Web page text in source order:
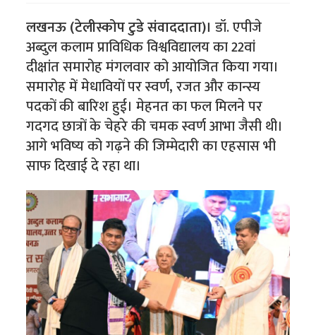
लखनऊ (टेलीस्कोप टुडे संवाददाता)। डॉ. एपीजे
अब्दुल कलाम प्राविधिक विश्वविद्यालय का 22वां
दीक्षांत समारोह मंगलवार को आयोजित किया गया।
समारोह में मेधावियों पर स्वर्ण, रजत और कान्स्य
पदकों की बारिश हुई। मेहनत का फल मिलने पर
गदगद छात्रों के चेहरे की चमक स्वर्ण आभा जैसी थी।
आगे भविष्य को गढ़ने की जिम्मेदारी का एहसास भी
साफ दिखाई दे रहा था।